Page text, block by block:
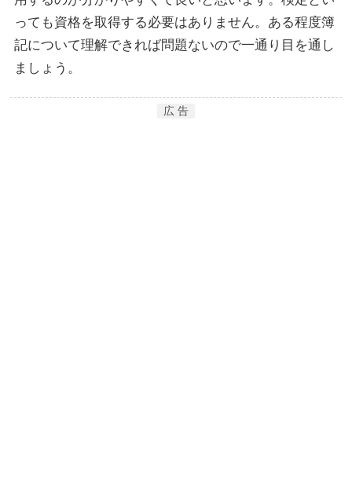
っても資格を取得する必要はありません。ある程度簿
記について理解できれば問題ないので一通り目を通し
ましょう。
広 告